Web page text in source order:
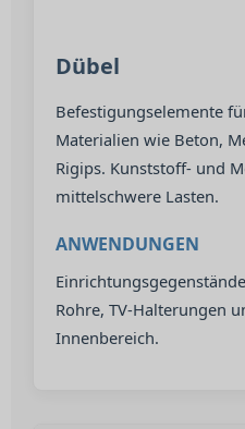
Dübel
Befestigungselemente
Materialien wie Beton,
Rigips. Kunststoff- und
mittelschwere Lasten.
ANWENDUNGEN
Rohre, TV-Halterungen
Innenbereich.